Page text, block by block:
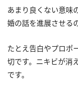
あまり良くない意味
婚の話を進展させる
たとえ告白やプロポ
切です。ニキビが消
です。